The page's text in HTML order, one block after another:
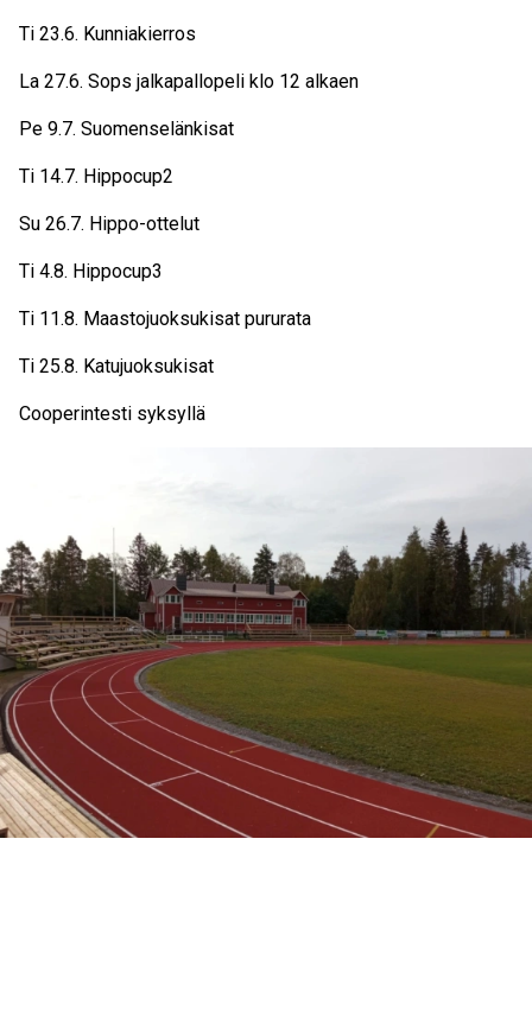
Ti 23.6. Kunniakierros
La 27.6. Sops jalkapallopeli klo 12 alkaen
Pe 9.7. Suomenselänkisat
Ti 14.7. Hippocup2
Su 26.7. Hippo-ottelut
Ti 4.8. Hippocup3
Ti 11.8. Maastojuoksukisat pururata
Ti 25.8. Katujuoksukisat
Cooperintesti syksyllä